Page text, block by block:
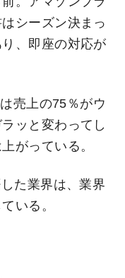
シーズン決まっ
、即座の対応が
売上の75％がウ
ッと変わってし
がっている。
た業界は、業界
いる。